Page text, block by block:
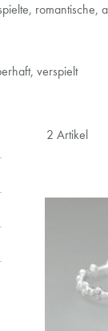
verspielt
2 Artikel